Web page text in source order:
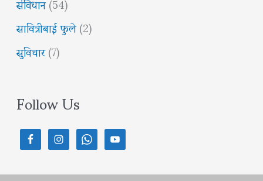
सावित्रीबाई फुले(2)
सुविचार(7)
Follow Us